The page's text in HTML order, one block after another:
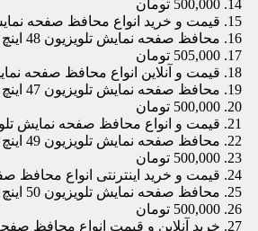
500,000 تومان
قیمت و خرید انواع محافظ صفحه نمایش
محافظ صفحه نمایش تلویزیون 48 اینچ
505,000 تومان
قیمت و آنلاین انواع محافظ صفحه نمایش
محافظ صفحه نمایش تلویزیون 47 اینچ
500,000 تومان
قیمت و انواع محافظ صفحه نمایش تلویزیون
محافظ صفحه نمایش تلویزیون 49 اینچ
500,000 تومان
قیمت و خرید اینترنتی انواع محافظ صفحه
محافظ صفحه نمایش تلویزیون 50 اینچ
500,000 تومان
خرید آنلاین و قیمت انواع محافظ صفحه